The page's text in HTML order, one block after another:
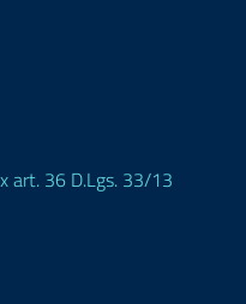
art. 36 D.Lgs. 33/13